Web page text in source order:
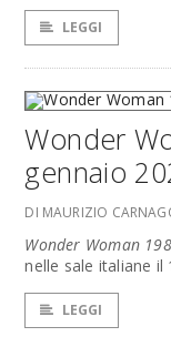
LEGGI
Wonder
gennaio
DI MAURIZIO
Wonder Woman
nelle sale italiane il
LEGGI